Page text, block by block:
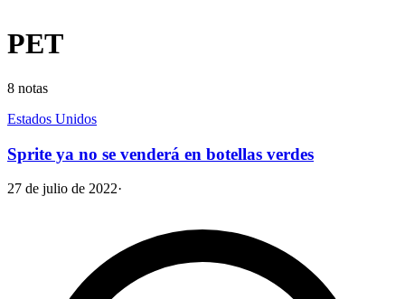
PET
8 notas
Estados Unidos
Sprite ya no se venderá en botellas verdes
27 de julio de 2022·